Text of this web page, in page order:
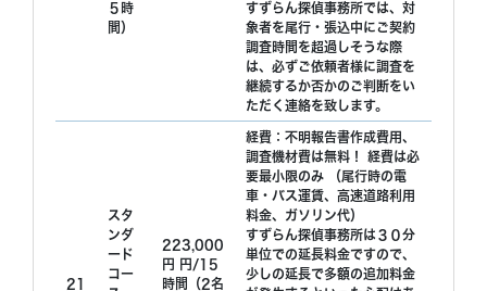
５時
間）
すずらん探偵事務所では、対
象者を尾行・張込中にご契約
調査時間を超過しそうな際
は、必ずご依頼者様に調査を
継続するか否かのご判断をい
ただく連絡を致します。
21
スタ
ンダ
ード
コー
223,000
円 円/15
時間（2名
経費：不明報告書作成費用、
調査機材費は無料！ 経費は必
要最小限のみ （尾行時の電
車・バス運賃、高速道路利用
料金、ガソリン代）
すずらん探偵事務所は３０分
単位での延長料金ですので、
少しの延長で多額の追加料金